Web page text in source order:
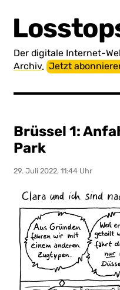
Der digitale Internet-
Archiv.Jetzt
Brüssel 1:
Park
29. Juli 2022, 11:44 Uhr